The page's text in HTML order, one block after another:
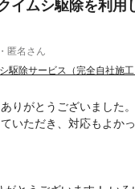
イムシ駆除を利用
匿名さん
駆除サービス（完全自社施工
りがとうございました
いただき、対応もよか